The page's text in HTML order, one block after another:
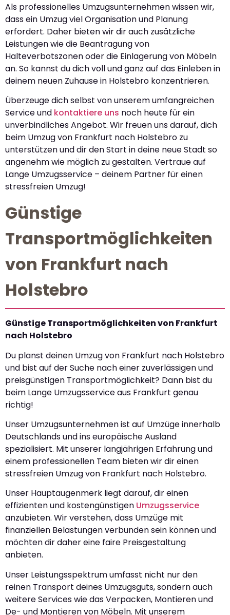
Als professionelles Umzugsunternehmen wissen wir,
dass ein Umzug viel Organisation und Planung
erfordert. Daher bieten wir dir auch zusätzliche
Leistungen wie die Beantragung von
Halteverbotszonen oder die Einlagerung von Möbeln
an. So kannst du dich voll und ganz auf das Einleben in
deinem neuen Zuhause in Holstebro konzentrieren.
Überzeuge dich selbst von unserem umfangreichen
Service und kontaktiere uns noch heute für ein
unverbindliches Angebot. Wir freuen uns darauf, dich
beim Umzug von Frankfurt nach Holstebro zu
unterstützen und dir den Start in deine neue Stadt so
angenehm wie möglich zu gestalten. Vertraue auf
Lange Umzugsservice – deinem Partner für einen
stressfreien Umzug!
Günstige
Transportmöglichkeiten
von Frankfurt nach
Holstebro
Günstige Transportmöglichkeiten von Frankfurt
nach Holstebro
Du planst deinen Umzug von Frankfurt nach Holstebro
und bist auf der Suche nach einer zuverlässigen und
preisgünstigen Transportmöglichkeit? Dann bist du
beim Lange Umzugsservice aus Frankfurt genau
richtig!
Unser Umzugsunternehmen ist auf Umzüge innerhalb
Deutschlands und ins europäische Ausland
spezialisiert. Mit unserer langjährigen Erfahrung und
einem professionellen Team bieten wir dir einen
stressfreien Umzug von Frankfurt nach Holstebro.
Unser Hauptaugenmerk liegt darauf, dir einen
effizienten und kostengünstigen Umzugsservice
anzubieten. Wir verstehen, dass Umzüge mit
finanziellen Belastungen verbunden sein können und
möchten dir daher eine faire Preisgestaltung
anbieten.
Unser Leistungsspektrum umfasst nicht nur den
reinen Transport deines Umzugsguts, sondern auch
weitere Services wie das Verpacken, Montieren und
De- und Montieren von Möbeln. Mit unserem